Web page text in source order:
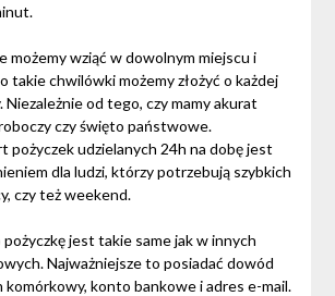
możemy wziąć w dowolnym miejscu i
takie chwilówki możemy złożyć o każdej
Niezależnie od tego, czy mamy akurat
czy święto państwowe.
pożyczek udzielanych 24h na dobę jest
dla ludzi, którzy potrzebują szybkich
czy też weekend.
jest takie same jak w innych
Najważniejsze to posiadać dowód
konto bankowe i adres e-mail.